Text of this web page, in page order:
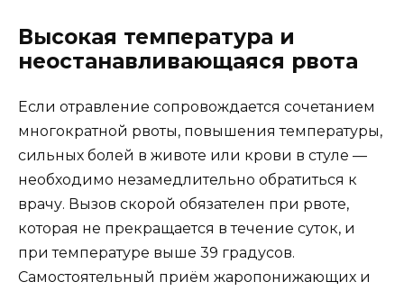
Высокая температура и
неостанавливающаяся рвота
Если отравление сопровождается сочетанием
многократной рвоты, повышения температуры,
сильных болей в животе или крови в стуле —
необходимо незамедлительно обратиться к
врачу. Вызов скорой обязателен при рвоте,
которая не прекращается в течение суток, и
при температуре выше 39 градусов.
Самостоятельный приём жаропонижающих и